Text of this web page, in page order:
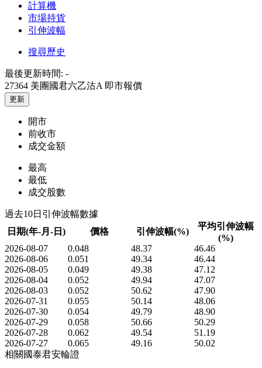
計算機
市場持貨
引伸波幅
搜尋歷史
最後更新時間: -
27364 美團國君六乙沽A 即市報價
更新
開市
前收市
成交金額
最高
最低
成交股數
過去10日引伸波幅數據
日期(年-月-日)
價格 引伸波幅(%)
平均引伸波幅
(%)
2026-08-07
0.048 48.37
46.46
2026-08-06
0.051 49.34
46.44
2026-08-05
0.049 49.38
47.12
2026-08-04
0.052 49.94
47.07
2026-08-03
0.052 50.62
47.90
2026-07-31
0.055 50.14
48.06
2026-07-30
0.054 49.79
48.90
2026-07-29
0.058 50.66
50.29
2026-07-28
0.062 49.54
51.19
2026-07-27
0.065 49.16
50.02
相關國泰君安輪證